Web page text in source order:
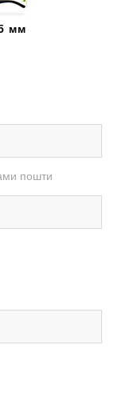
мм
пошти